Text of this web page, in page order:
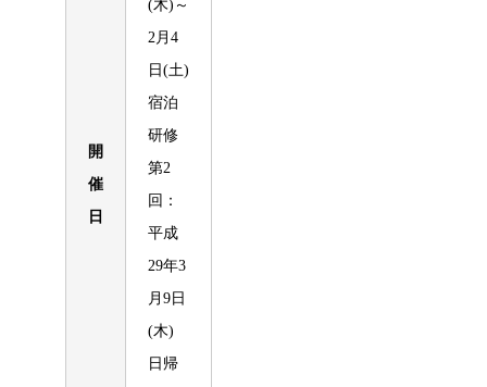
開
催
日
(木)～
2月4
日(土)
宿泊
研修
第2
回：
平成
29年3
月9日
(木)
日帰